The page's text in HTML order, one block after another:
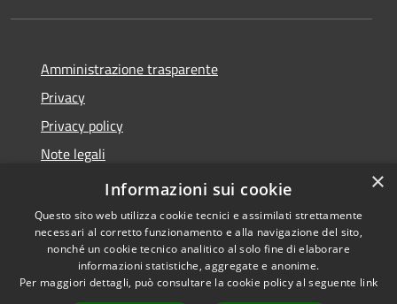
Amministrazione trasparente
Privacy
Privacy policy
Note legali
Dichiarazione di accessibilità
Accessibilità
Copyright © 2026 • Comune di
Fiorenzuola d'Arda • Powered
×
Informazioni sui cookie
Questo sito web utilizza cookie tecnici e assimilati strettamente
necessari al corretto funzionamento e alla navigazione del sito,
nonché un cookie tecnico analitico al solo fine di elaborare
informazioni statistiche, aggregate e anonime.
Per maggiori dettagli, può consultare la cookie policy al seguente link